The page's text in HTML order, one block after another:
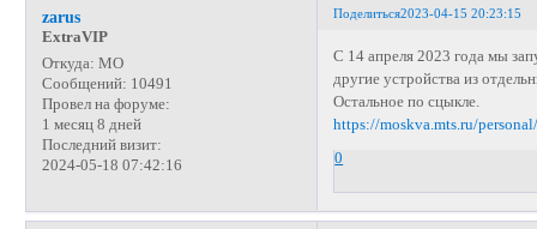
Поделиться2023-04-15 20:23:15
zarus
ExtraVIP
Откуда: МО
Сообщений: 10491
Провел на форуме:
1 месяц 8 дней
Последний визит:
2024-05-18 07:42:16
С 14 апреля 2023 года мы
другие устройства из
Остальное по сцыкле.
https://moskva.mts.ru/
0